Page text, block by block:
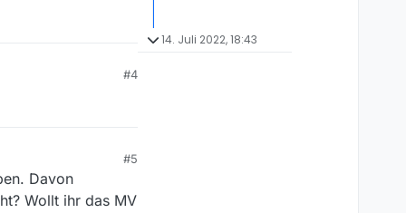
#4
#5
Davon
Wollt ihr das MV
14. Juli 2022, 18:43